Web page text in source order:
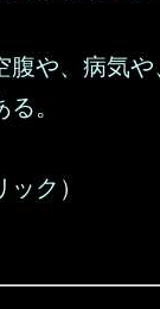
腹や、病気や
。
ク）